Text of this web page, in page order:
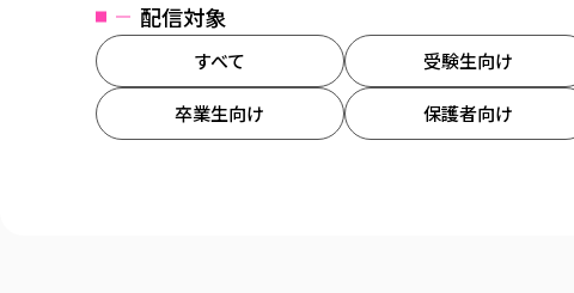
配信対象
すべて 受験生向け
卒業生向け 保護者向け